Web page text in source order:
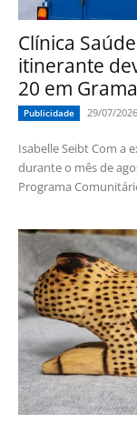
Clínica
itinerante
20 em
Publicidade 29/07/
Isabelle Seibt Com a expectativa de imunizar mais de 10 mil animais
durante o mês de
Programa